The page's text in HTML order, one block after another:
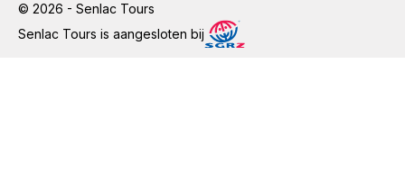
© 2026 - Senlac Tours
Senlac Tours is aangesloten bij